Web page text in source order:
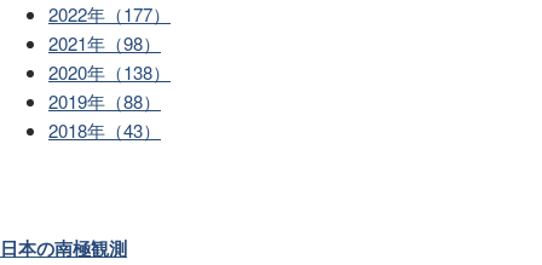
2022年（177）
2021年（98）
2020年（138）
2019年（88）
2018年（43）
日本の南極観測